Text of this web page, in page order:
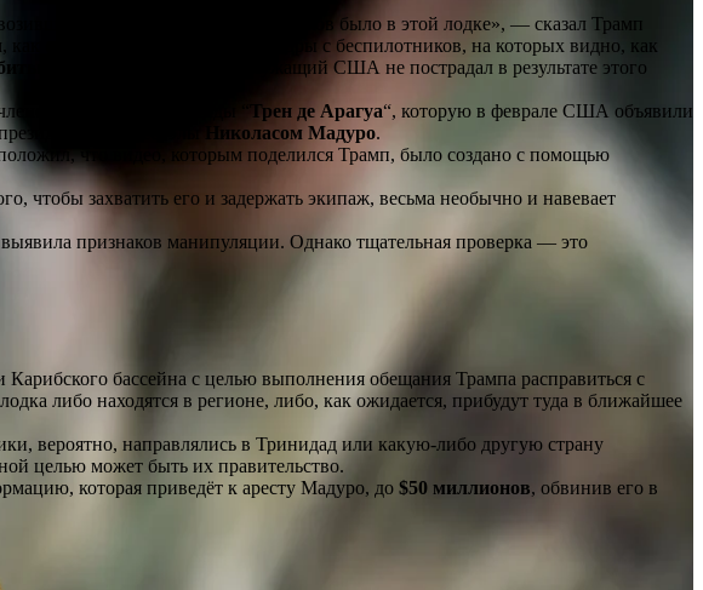
наркотики, много наркотиков было в этой лодке», — сказал Трамп
оказалось, были показаны кадры с беспилотников, на которых видно, как
в бою
. Ни один военнослужащий США не пострадал в результате этого
венесуэльской банды “Трен де Арагуа“, которую в феврале США объявили
Венесуэлы
Николасом Мадуро.
что видео, которым поделился Трамп, было создано с помощью
чтобы захватить его и задержать экипаж, весьма необычно и навевает
признаков манипуляции. Однако тщательная проверка — это
бассейна с целью выполнения обещания Трампа расправиться с
либо находятся в регионе, либо, как ожидается, прибудут туда в ближайшее
вероятно, направлялись в Тринидад или какую-либо другую страну
целью может быть их правительство.
которая приведёт к аресту Мадуро, до $50 миллионов, обвинив его в